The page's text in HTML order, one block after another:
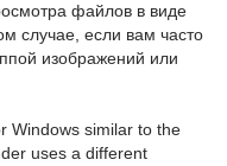
файлов в виде
случае, если вам часто
изображений или
Windows similar to the
uses a different